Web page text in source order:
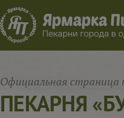
ПЕКАРНЯ
Официальная страница